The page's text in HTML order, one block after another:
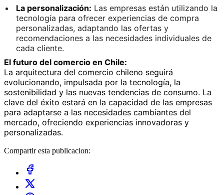
La personalización: Las empresas están utilizando la
tecnología para ofrecer experiencias de compra
personalizadas, adaptando las ofertas y
recomendaciones a las necesidades individuales de
cada cliente.
El futuro del comercio en Chile:
La arquitectura del comercio chileno seguirá
evolucionando, impulsada por la tecnología, la
sostenibilidad y las nuevas tendencias de consumo. La
clave del éxito estará en la capacidad de las empresas
para adaptarse a las necesidades cambiantes del
mercado, ofreciendo experiencias innovadoras y
personalizadas.
Compartir esta publicacion: